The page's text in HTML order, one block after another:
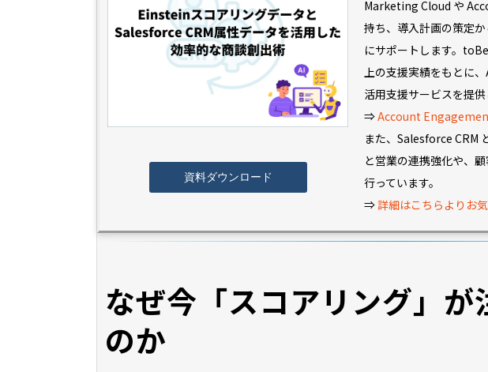
資料ダウンロード
Marketing Cloud や
持ち、導入計画の策定
にサポートします。
上の支援実績をもとに
活用支援サービスを提供
⇒Account
また、Salesforce CRM
と営業の連携強化や、
行っています。
⇒詳細はこちらよりお
なぜ今「スコアリング」が
のか